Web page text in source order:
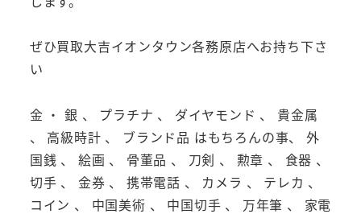
ぜひ買取大吉イオンタウン各務原店へお持ち下さ
い
金 ・ 銀 、 プラチナ 、 ダイヤモンド 、 貴金属
、 高級時計 、 ブランド品 はもちろんの事、 外
国銭 、 絵画 、 骨董品 、 刀剣 、 勲章 、 食器 、
切手 、 金券 、 携帯電話 、 カメラ 、 テレカ 、
コイン 、 中国美術 、 中国切手 、 万年筆 、 家電